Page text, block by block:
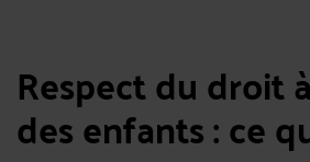
Respect du droit
des enfants : ce